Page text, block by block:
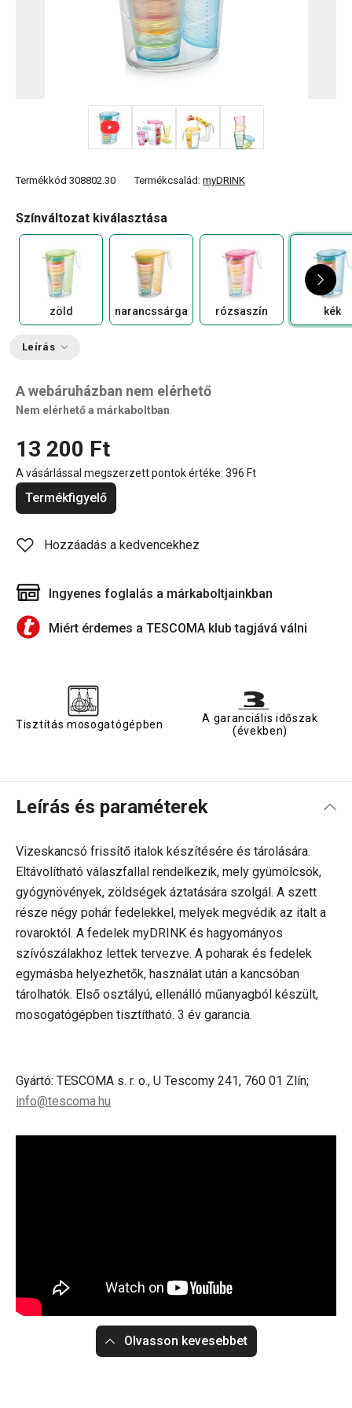
Termékkód 308802.30 Termékcsalád: myDRINK
Színváltozat kiválasztása
zöld narancssárga rózsaszín kék
Leírás
A webáruházban nem elérhető
Nem elérhető a márkaboltban
13 200 Ft
A vásárlással megszerzett pontok értéke: 396 Ft
Termékfigyelő
Hozzáadás a kedvencekhez
Ingyenes foglalás a márkaboltjainkban
Miért érdemes a TESCOMA klub tagjává válni
Tisztítás mosogatógépben
A garanciális időszak
(években)
Leírás és paraméterek
Vizeskancsó frissítő italok készítésére és tárolására.
Eltávolítható válaszfallal rendelkezik, mely gyümölcsök,
gyógynövények, zöldségek áztatására szolgál. A szett
része négy pohár fedelekkel, melyek megvédik az italt a
rovaroktól. A fedelek myDRINK és hagyományos
szívószálakhoz lettek tervezve. A poharak és fedelek
egymásba helyezhetők, használat után a kancsóban
tárolhatók. Első osztályú, ellenálló műanyagból készült,
mosogatógépben tisztítható. 3 év garancia.
Gyártó: TESCOMA s. r. o., U Tescomy 241, 760 01 Zlín;
info@tescoma.hu
Olvasson kevesebbet